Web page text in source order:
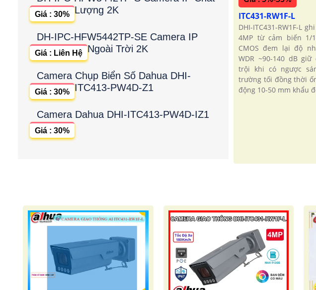
Lượng 2K
Giá : 30%
DH-IPC-HFW5442TP-SE Camera IP
Ngoài Trời 2K
Giá : Liên Hệ
Camera Chụp Biển Số Dahua DHI-
ITC413-PW4D-Z1
Giá : 30%
Camera Dahua DHI-ITC413-PW4D-IZ1
Giá : 30%
ITC431-RW1F-L
DHI-ITC431-RW1F-L
4MP từ cảm biến 1/
CMOS đem lại độ
WDR ~90-140 dB
trội khi có ngược
trường tối đồng thời
động 10-50 mm khẩu